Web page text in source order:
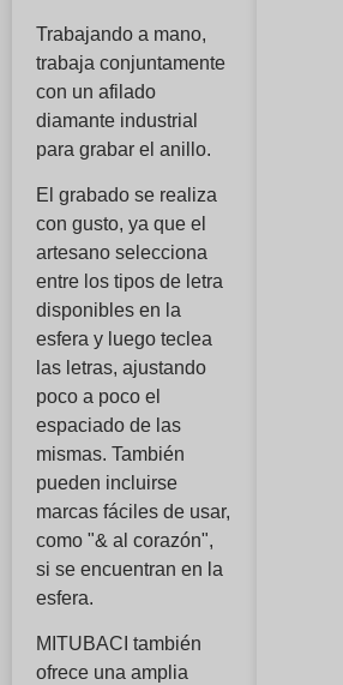
Trabajando a mano,
trabaja conjuntamente
con un afilado
diamante industrial
para grabar el anillo.
El grabado se realiza
con gusto, ya que el
artesano selecciona
entre los tipos de letra
disponibles en la
esfera y luego teclea
las letras, ajustando
poco a poco el
espaciado de las
mismas. También
pueden incluirse
marcas fáciles de usar,
como "& al corazón",
si se encuentran en la
esfera.
MITUBACI también
ofrece una amplia